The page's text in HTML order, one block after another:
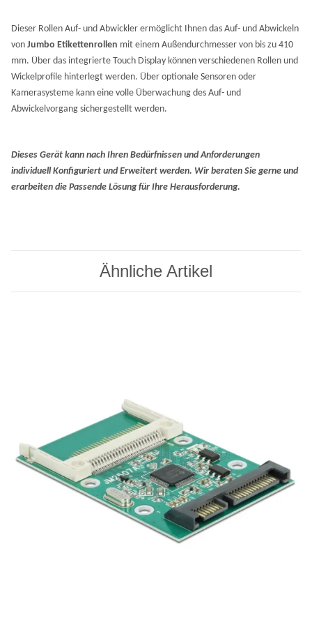
Dieser Rollen Auf- und Abwickler ermöglicht Ihnen das Auf- und Abwickeln
von Jumbo Etikettenrollen mit einem Außendurchmesser von bis zu 410
mm. Über das integrierte Touch Display können verschiedenen Rollen und
Wickelprofile hinterlegt werden. Über optionale Sensoren oder
Kamerasysteme kann eine volle Überwachung des Auf- und
Abwickelvorgang sichergestellt werden.
Dieses Gerät kann nach Ihren Bedürfnissen und Anforderungen
individuell Konfiguriert und Erweitert werden. Wir beraten Sie gerne und
erarbeiten die Passende Lösung für Ihre Herausforderung.
Ähnliche Artikel